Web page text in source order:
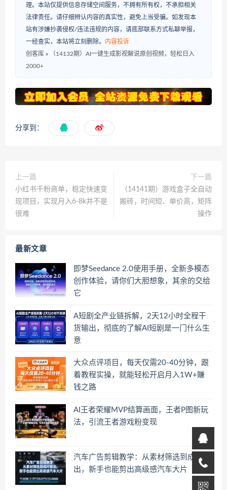
理。本站仅提供信息存储空间服务，不拥有所有权，不承担相关
法律责任。请仔细辨认内容的真实性，避免上当受骗。如发现本
站有涉嫌抄袭侵权/违法违规的内容，请底部联系方式私聊举报，
一经查实，本站将立刻删除。 内容投诉
创客库 »
（14132期）AI一键生成影视解说原创视频，轻松日入
2000+
分享到：
上一篇
小红书千粉商单，稳定快速变
现项目，实现月入6-8k并不是
很难
下一篇
（14141期）游戏盒子全自动
搬砖，时间短、单价高，矩阵
操作
最新文章
即梦Seedance 2.0使用手册，全新多模态
创作体验，请你们大胆想象，其余的交给
它
A短剧全产业链拆解，2天12小时全程干
货输出，彻底的了解AI短剧是一门什么生
意
大众点评项目，每天仅需20-40分钟，跟
着教程实操，就能轻松开启月入1W+賺
钱之路
AI王者荣耀MVP结算画面，王者P图新玩
法，引流王者游戏粉变现
汽车广告剪辑教学：从素材筛选到成片输
出，新手也能剪出高级感汽车大片